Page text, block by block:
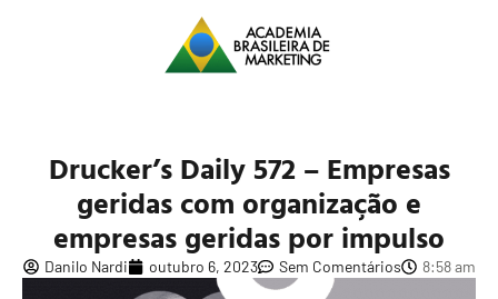
Drucker’s Daily 572 – Empresas
geridas com organização e
empresas geridas por impulso
Danilo Nardi outubro 6, 2023 Sem Comentários 8:58 am